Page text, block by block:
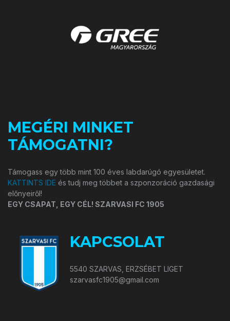
MEGÉRI MINKET
TÁMOGATNI?
Támogass egy több mint 100 éves labdarúgó egyesületet.
KATTINTS IDE és tudj meg többet a szponzoráció gazdasági
előnyeiről!
EGY CSAPAT, EGY CÉL! SZARVASI FC 1905
KAPCSOLAT
5540 SZARVAS, ERZSÉBET LIGET
szarvasfc1905@gmail.com